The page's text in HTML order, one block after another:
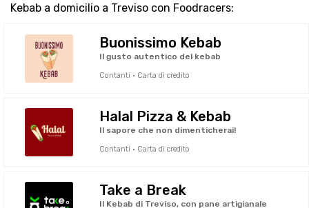
Kebab a domicilio a Treviso con Foodracers:
Buonissimo Kebab
Il gusto autentico del kebab
Contanti · Carta di credito
Halal Pizza & Kebab
Il sapore che non dimenticherai!
Contanti · Carta di credito
Take a Break
Il Kebab di Treviso, con pane artigianale